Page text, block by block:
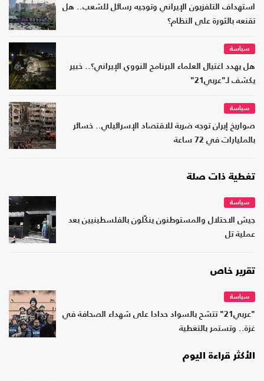
استهداف التلفزيون الإيراني وتوجيه رسائل للشعب.. هل
تقنعه بالثورة على النظام؟
سياسة
هل يهدد اغتيال العلماء البرنامج النووي الإيراني؟.. خبير
يكشف لـ"عربي21"
سياسة
صواريخ إيران توجه ضربة للاقتصاد الإسرائيلي.. خسائر
بالمليارات في 72 ساعة
تغطية ذات صلة
سياسة
جيش الاحتلال والمستوطنون ينكّلون بالفلسطينيين بعد
عملية تل
تقرير خاص
سياسة
"عربي21" تتشح بالسواد حدادا على شهداء الصحافة في
غزة.. وتستمر بالتغطية
الأكثر قراءة اليوم